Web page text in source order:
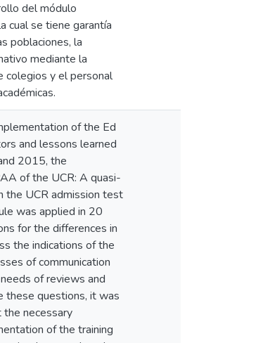
del módulo
cual se tiene garantía
poblaciones, la
mediante la
colegios y el personal
of the Ed
and lessons learned
2015, the
of the UCR: A quasi-
the UCR admission test
was applied in 20
for the differences in
the indications of the
of communication
of reviews and
these questions, it was
necessary
of the training